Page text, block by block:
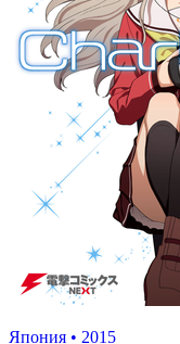
Япония • 2015